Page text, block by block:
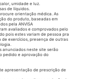
umidade e luz.
de líquidos.
orientação médica. As
do produto, baseadas em
pela ANVISA
avaliados e comprovados pelo
pois estes variam de pessoa pra
exercícios, presença de outras
anunciados neste site serão
pedido e aprovação do
apresentação de prescrição de